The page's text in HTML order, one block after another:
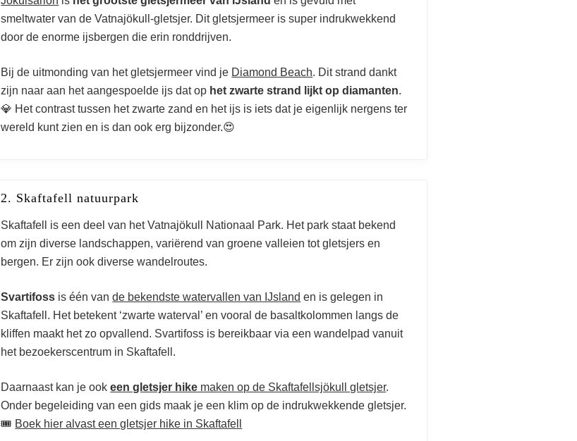
smeltwater van de Vatnajökull-gletsjer. Dit gletsjermeer is super indrukwekkend
door de enorme ijsbergen die erin ronddrijven.
Bij de uitmonding van het gletsjermeer vind je Diamond Beach. Dit strand dankt
zijn naar aan het aangespoelde ijs dat op het zwarte strand lijkt op diamanten.
💎 Het contrast tussen het zwarte zand en het ijs is iets dat je eigenlijk nergens ter
wereld kunt zien en is dan ook erg bijzonder.😍
2. Skaftafell natuurpark
Skaftafell is een deel van het Vatnajökull Nationaal Park. Het park staat bekend
om zijn diverse landschappen, variërend van groene valleien tot gletsjers en
bergen. Er zijn ook diverse wandelroutes.
Svartifoss is één vande bekendste watervallen van IJsland en is gelegen in
Skaftafell. Het betekent ‘zwarte waterval’ en vooral de basaltkolommen langs de
kliffen maakt het zo opvallend. Svartifoss is bereikbaar via een wandelpad vanuit
het bezoekerscentrum in Skaftafell.
Daarnaast kan je ookeen gletsjer hike maken op de Skaftafellsjökull gletsjer.
Onder begeleiding van een gids maak je een klim op de indrukwekkende gletsjer.
🎟️ Boek hier alvast een gletsjer hike in Skaftafell